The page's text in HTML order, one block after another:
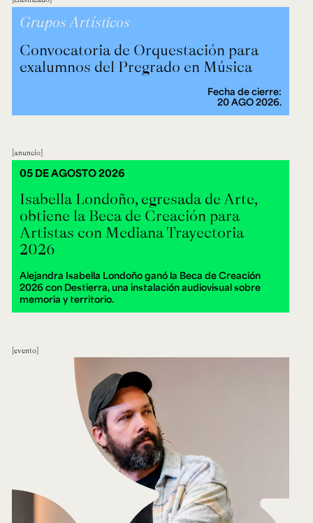
Grupos Artísticos
Convocatoria de Orquestación para
exalumnos del Pregrado en Música
Fecha de cierre:
20 AGO 2026.
anuncio
Isabella Londoño, egresada de Arte,
obtiene la Beca de Creación para
Artistas con Mediana Trayectoria
2026
Alejandra Isabella Londoño ganó la Beca de Creación
2026 con Destierra, una instalación audiovisual sobre
memoria y territorio.
05 DE AGOSTO 2026
evento